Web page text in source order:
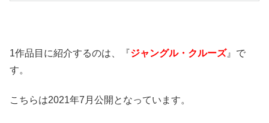
1作品目に紹介するのは、『ジャングル・クルーズ』で
す。
こちらは2021年7月公開となっています。